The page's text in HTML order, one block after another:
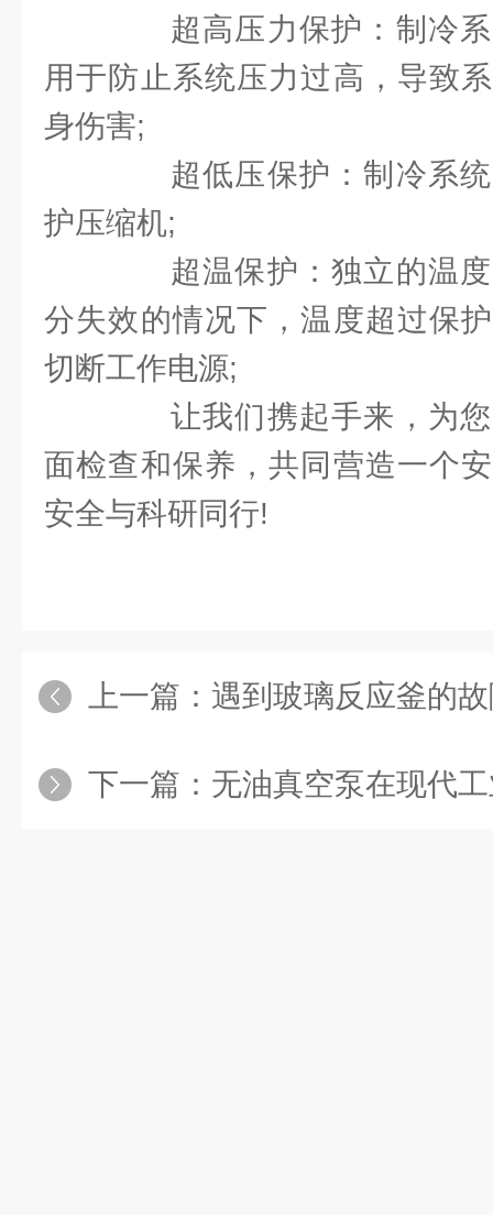
超高压力保护：制冷系
用于防止系统压力过高，导致
身伤害;
超低压保护：制冷系统
护压缩机;
超温保护：独立的温度
分失效的情况下，温度超过保
切断工作电源;
让我们携起手来，为您
面检查和保养，共同营造一个
安全与科研同行!
上一篇： 遇到玻璃反应釜的
下一篇： 无油真空泵在现代工